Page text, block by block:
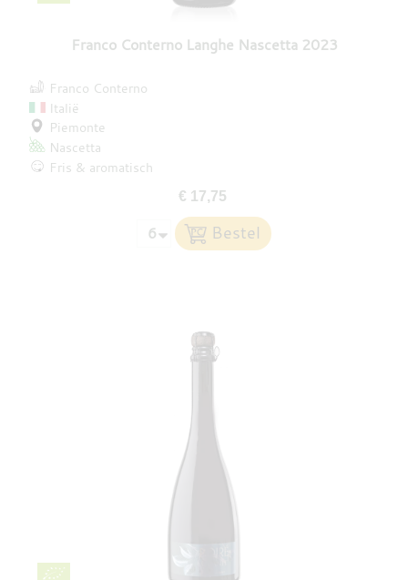
Franco Conterno Langhe Nascetta 2023
Franco Conterno
Italië
Piemonte
Nascetta
Fris & aromatisch
€ 17,75